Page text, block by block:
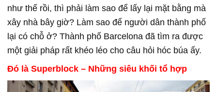
như thế rồi, thì phải làm sao để lấy lại mặt bằng mà
xây nhà bây giờ? Làm sao để người dân thành phố
lại có chỗ ở? Thành phố Barcelona đã tìm ra được
một giải pháp rất khéo léo cho câu hỏi hóc búa ấy.
Đó là Superblock – Những siêu khối tổ hợp